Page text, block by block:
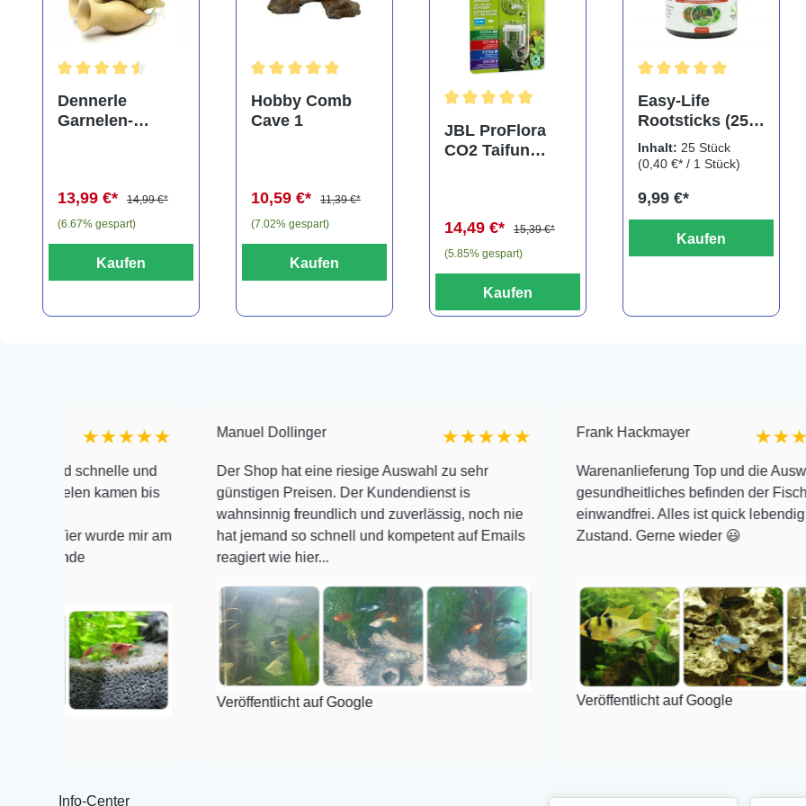
Dennerle
Garnelen-
3er Tonamphore
13,99 €*
14,99 €*
(6.67% gespart)
Kaufen
Durchschnittliche Bewertung von 5 von 5 Sternen
Hobby Comb
Cave 1
10,59 €*
11,39 €*
(7.02% gespart)
Kaufen
Durchschnittliche Bewertung von 5 von 5 Sternen
JBL ProFlora
CO2 Taifun
14,49 €*
15,39 €*
(5.85% gespart)
Kaufen
Easy-Life
Rootsticks (25
Sticks)
Inhalt: 25 Stück
(0,40 €* / 1 Stück)
9,99 €*
Kaufen
★★★★★
und
kamen bis
wurde mir am
Manuel Dollinger ★★★★★
Der Shop hat eine riesige Auswahl zu sehr
günstigen Preisen. Der Kundendienst is
wahnsinnig freundlich und zuverlässig, noch nie
hat jemand so schnell und kompetent auf Emails
reagiert wie hier...
Veröffentlicht auf Google
Frank Hackmayer ★★★★
Warenanlieferung Top und die Auswahl plus
gesundheitliches befinden der Fische
einwandfrei. Alles ist quick lebendig und im
Zustand. Gerne wieder 😃
Veröffentlicht auf Google
Info-Center